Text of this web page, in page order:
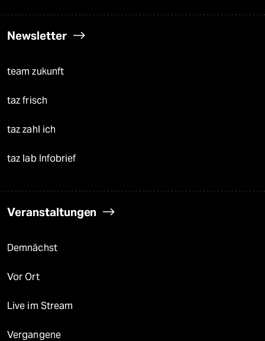
Newsletter
team zukunft
taz frisch
taz zahl ich
taz lab Infobrief
Veranstaltungen
Demnächst
Vor Ort
Live im Stream
Vergangene